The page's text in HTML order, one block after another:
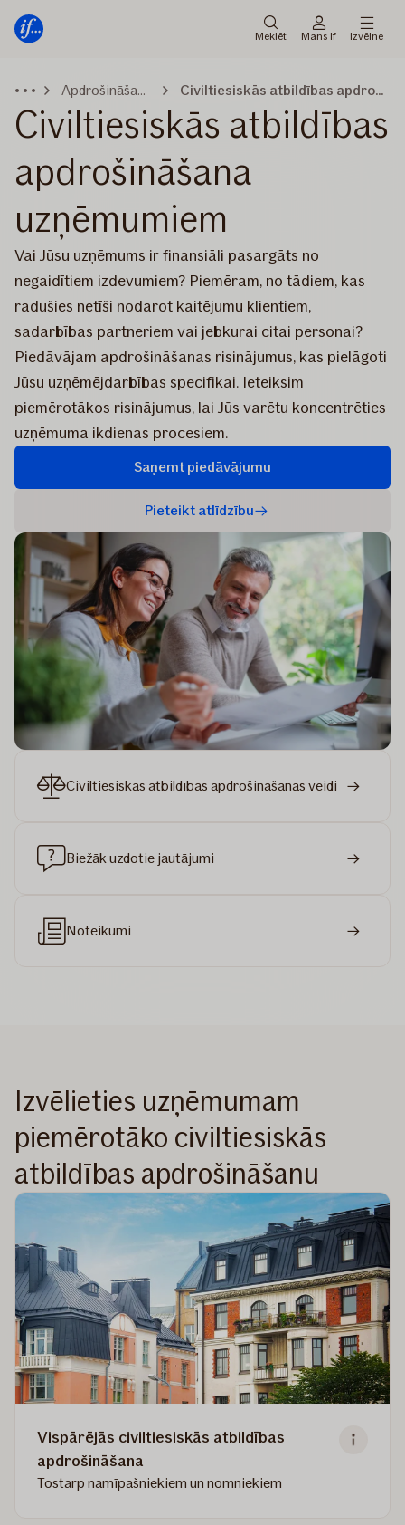
izvēlne
Meklēt Mans If Izvēlne
Apdrošināšana Civiltiesiskās atbildības apdrošināšana
Civiltiesiskās atbildības
apdrošināšana
uzņēmumiem
Vai Jūsu uzņēmums ir finansiāli pasargāts no
negaidītiem izdevumiem? Piemēram, no tādiem, kas
radušies netīši nodarot kaitējumu klientiem,
sadarbības partneriem vai jebkurai citai personai?
Piedāvājam apdrošināšanas risinājumus, kas pielāgoti
Jūsu uzņēmējdarbības specifikai. Ieteiksim
piemērotākos risinājumus, lai Jūs varētu koncentrēties
uzņēmuma ikdienas procesiem.
Saņemt piedāvājumu
Pieteikt atlīdzību
Civiltiesiskās atbildības apdrošināšanas veidi
Biežāk uzdotie jautājumi
Noteikumi
Izvēlieties uzņēmumam
piemērotāko civiltiesiskās
atbildības apdrošināšanu
Vispārējās civiltiesiskās atbildības
apdrošināšana
Tostarp namīpašniekiem un nomniekiem